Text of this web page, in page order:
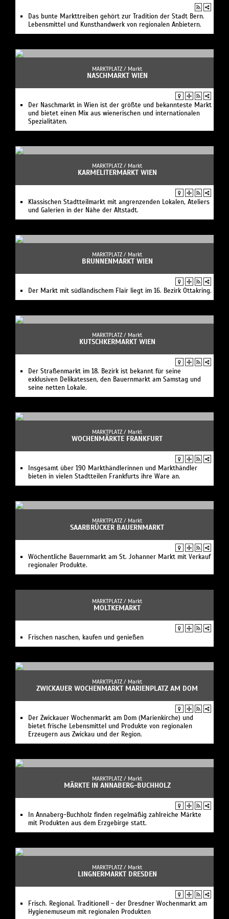
Das bunte Markttreiben gehört zur Tradition der Stadt Bern.
Lebensmittel und Kunsthandwerk von regionalen Anbietern.
MARKTPLATZ / Markt
NASCHMARKT WIEN
Der Naschmarkt in Wien ist der größte und bekannteste Markt
und bietet einen Mix aus wienerischen und internationalen
Spezialitäten.
MARKTPLATZ / Markt
KARMELITERMARKT WIEN
Klassischen Stadtteilmarkt mit angrenzenden Lokalen, Ateliers
und Galerien in der Nähe der Altstadt.
MARKTPLATZ / Markt
BRUNNENMARKT WIEN
Der Markt mit südländischem Flair liegt im 16. Bezirk Ottakring.
MARKTPLATZ / Markt
KUTSCHKERMARKT WIEN
Der Straßenmarkt im 18. Bezirk ist bekannt für seine
exklusiven Delikatessen, den Bauernmarkt am Samstag und
seine netten Lokale.
MARKTPLATZ / Markt
WOCHENMÄRKTE FRANKFURT
Insgesamt über 190 Markthändlerinnen und Markthändler
bieten in vielen Stadtteilen Frankfurts ihre Ware an.
MARKTPLATZ / Markt
SAARBRÜCKER BAUERNMARKT
Wöchentliche Bauernmarkt am St. Johanner Markt mit Verkauf
regionaler Produkte.
MARKTPLATZ / Markt
MOLTKEMARKT
Frischen naschen, kaufen und genießen
MARKTPLATZ / Markt
ZWICKAUER WOCHENMARKT MARIENPLATZ AM DOM
Der Zwickauer Wochenmarkt am Dom (Marienkirche) und
bietet frische Lebensmittel und Produkte von regionalen
Erzeugern aus Zwickau und der Region.
MARKTPLATZ / Markt
MÄRKTE IN ANNABERG-BUCHHOLZ
In Annaberg-Buchholz finden regelmäßig zahlreiche Märkte
mit Produkten aus dem Erzgebirge statt.
MARKTPLATZ / Markt
LINGNERMARKT DRESDEN
Frisch. Regional. Traditionell - der Dresdner Wochenmarkt am
Hygienemuseum mit regionalen Produkten